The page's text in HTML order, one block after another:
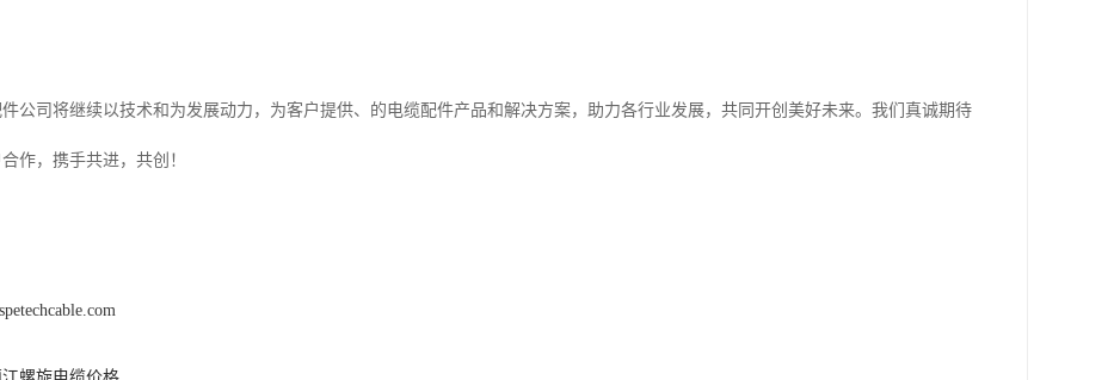
公司将继续以技术和为发展动力，为客户提供、的电缆配件产品和解决方案，助力各行业发展，共同开创美好未来。我们真诚期待
作，携手共进，共创！